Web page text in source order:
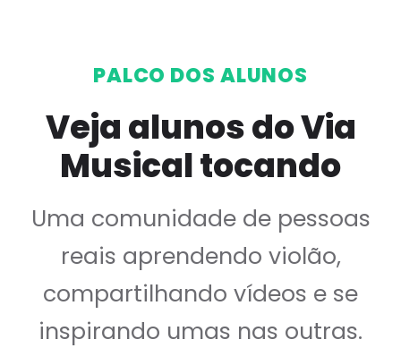
PALCO DOS ALUNOS
Veja alunos do Via
Musical tocando
Uma comunidade de pessoas
reais aprendendo violão,
compartilhando vídeos e se
inspirando umas nas outras.